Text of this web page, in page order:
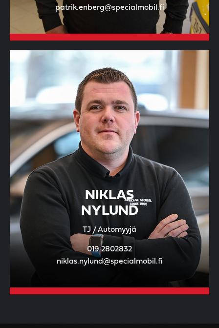
patrik.enberg@specialmobil.fi
NIKLAS
NYLUND
TJ / Automyyjä
019 2802832
niklas.nylund@specialmobil.fi